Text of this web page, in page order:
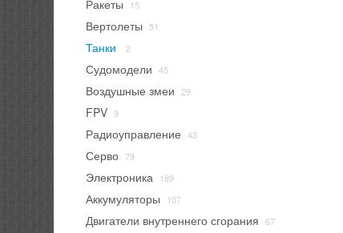
Ракеты 15
Вертолеты 51
Танки 2
Судомодели 45
Воздушные змеи 29
FPV 9
Радиоуправление 43
Серво 79
Электроника 189
Аккумуляторы 107
Двигатели внутреннего сгорания 67